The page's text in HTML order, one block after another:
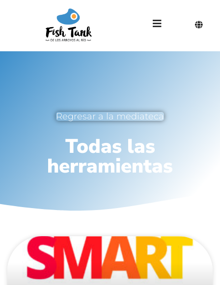
Regresar a la mediateca
Todas las
herramientas